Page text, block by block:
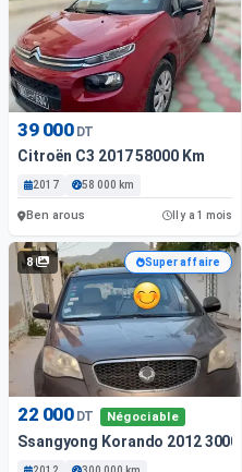
39 000 DT
Citroën C3 2017 58000 Km
2017 58 000 km
Ben arous Il y a 1 mois
8 Super affaire
22 000 DT Négociable
Ssangyong Korando 2012 3000